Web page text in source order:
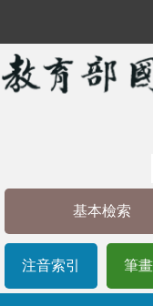
基本檢索
注音索引 筆畫